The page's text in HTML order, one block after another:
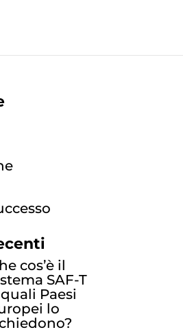
cos’è il
SAF-T
Paesi
lo